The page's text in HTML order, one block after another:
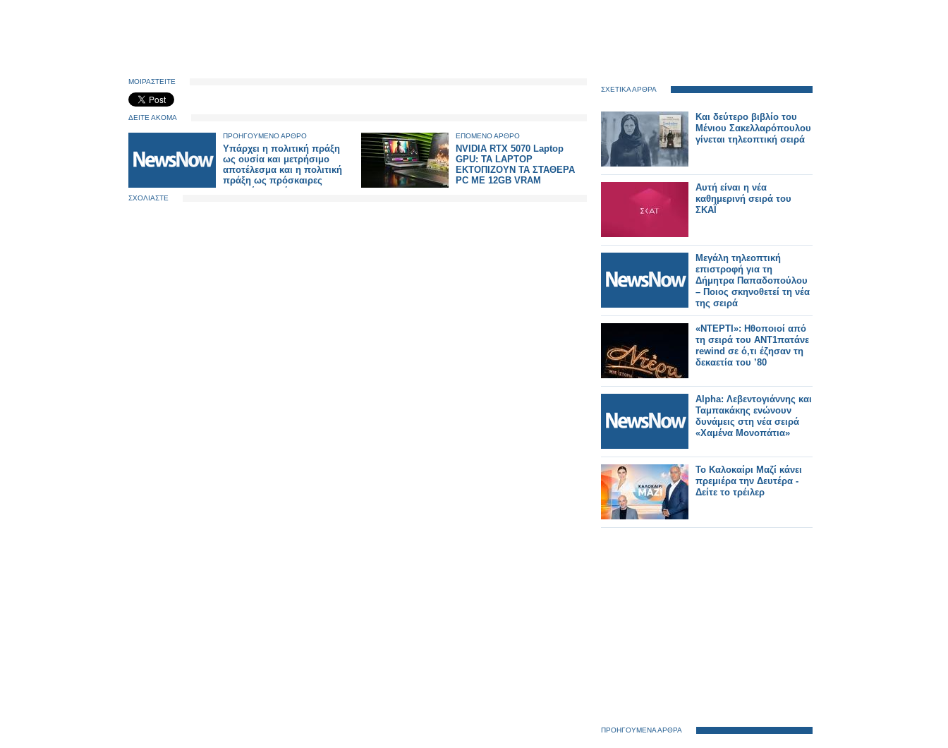
ΜΟΙΡΑΣΤΕΙΤΕ
ΔΕΙΤΕ ΑΚΟΜΑ
ΠΡΟΗΓΟΥΜΕΝΟ ΑΡΘΡΟ
Υπάρχει η πολιτική πράξη
ως ουσία και μετρήσιμο
αποτέλεσμα και η πολιτική
πράξη ως πρόσκαιρες
εντυπώσεις μέσω
ΕΠΟΜΕΝΟ ΑΡΘΡΟ
NVIDIA RTX 5070 Laptop
GPU: TA LAPTOP
ΕΚΤΟΠΙΖΟΥΝ ΤΑ ΣΤΑΘΕΡΑ
PC ME 12GB VRAM
ΣΧΟΛΙΑΣΤΕ
ΣΧΕΤΙΚΑ ΑΡΘΡΑ
Και δεύτερο βιβλίο του
Μένιου Σακελλαρόπουλου
γίνεται τηλεοπτική σειρά
Αυτή είναι η νέα
καθημερινή σειρά του
ΣΚΑΪ
Μεγάλη τηλεοπτική
επιστροφή για τη
Δήμητρα Παπαδοπούλου
– Ποιος σκηνοθετεί τη νέα
της σειρά
«ΝΤΕΡΤΙ»: Ηθοποιοί από
τη σειρά του ΑΝΤ1πατάνε
rewind σε ό,τι έζησαν τη
δεκαετία του ’80
Alpha: Λεβεντογιάννης και
Ταμπακάκης ενώνουν
δυνάμεις στη νέα σειρά
«Χαμένα Μονοπάτια»
Το Καλοκαίρι Μαζί κάνει
πρεμιέρα την Δευτέρα -
Δείτε το τρέιλερ
ΠΡΟΗΓΟΥΜΕΝΑ ΑΡΘΡΑ